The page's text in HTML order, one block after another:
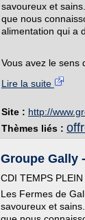
savoureux et
que nous
alimentation qui a
Vous avez le sens
Lire la suite
Site : http://
Thèmes liés :
Groupe Gally
CDI TEMPS PLEIN
Les Fermes de
savoureux et